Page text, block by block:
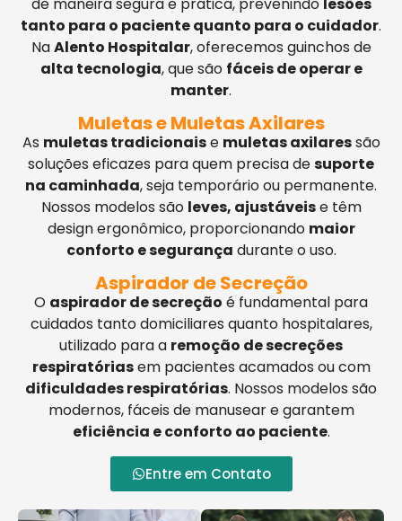
tanto para o paciente quanto para o cuidador.
NaAlento Hospitalar, oferecemos guinchos de
alta tecnologia, que são fáceis de operar e
manter.
Muletas e Muletas Axilares
As muletas tradicionaise muletas axilaressão
soluções eficazes para quem precisa desuporte
na caminhada, seja temporário ou permanente.
Nossos modelos são leves, ajustáveise têm
design ergonômico, proporcionando maior
conforto e segurança durante o uso.
Aspirador de Secreção
O aspirador de secreção é fundamental para
cuidados tanto domiciliares quanto hospitalares,
utilizado para a remoção de secreções
respiratóriasem pacientes acamados ou com
dificuldades respiratórias. Nossos modelos são
modernos, fáceis de manusear e garantem
eficiência e conforto ao paciente.
Entre em Contato